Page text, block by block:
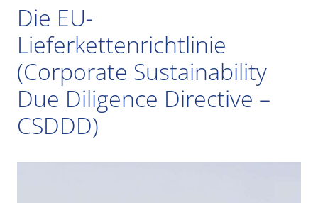
Die EU-
Lieferkettenrichtlinie
(Corporate Sustainability
Due Diligence Directive –
CSDDD)